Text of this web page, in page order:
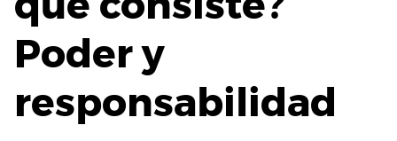
Poder y
responsabilidad